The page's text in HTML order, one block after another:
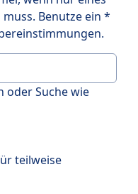
Benutze ein *
oder Suche wie
teilweise